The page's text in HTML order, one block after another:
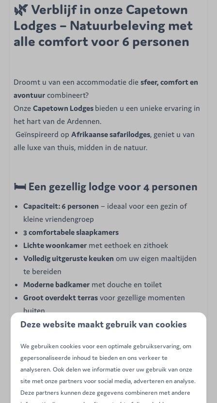
🌿 Verblijf in onze Capetown
Lodges – Natuurbeleving met
alle comfort voor 6 personen
Droomt u van een accommodatie die sfeer, comfort en
avontuur combineert?
Onze Capetown Lodges bieden u een unieke ervaring in
het hart van de Ardennen.
Geïnspireerd op Afrikaanse safarilodges, geniet u van
alle luxe van thuis, midden in de natuur.
🛏 Een gezellig lodge voor 4 personen
Capaciteit: 6 personen – ideaal voor een gezin of
kleine vriendengroep
3 comfortabele slaapkamers
Lichte woonkamer met eethoek en zithoek
Volledig uitgeruste keuken om uw eigen maaltijden
te bereiden
Moderne badkamer met douche en toilet
Groot overdekt terras voor gezellige momenten
buiten
🌳 Volledige onderdompeling in de
natuur
Word wakker met het gezang van vogels, geniet van uw
koffie op het terras met uitzicht op het groen en ontdek
Deze website maakt gebruik van cookies
We gebruiken cookies voor een optimale gebruikservaring, om
gepersonaliseerde inhoud te bieden en ons verkeer te
analyseren. Ook delen we informatie over uw gebruik van onze
site met onze partners voor social media, adverteren en analyse.
Deze partners kunnen deze gegevens combineren met andere